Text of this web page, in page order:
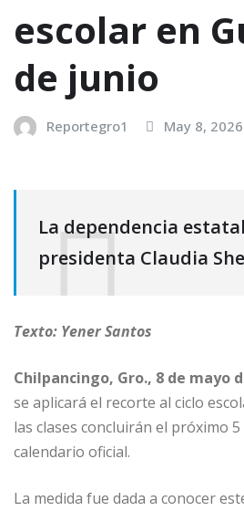
escolar en
de junio
Reportegro1 May 8, 2026
La dependencia
presidenta Claudia
Texto: Yener Santos
Chilpancingo, Gro., 8 de mayo
se aplicará el recorte al ciclo
las clases concluirán el próximo
calendario oficial.
La medida fue dada a conocer